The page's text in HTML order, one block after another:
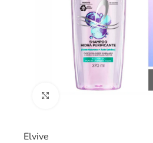
Elvive